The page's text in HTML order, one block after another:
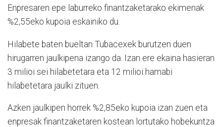
Enpresaren epe laburreko finantzaketarako ekimenak
%2,55eko kupoia eskainiko du.
Hilabete baten bueltan Tubacexek burutzen duen
hirugarren jaulkipena izango da. Izan ere ekaina hasieran
3 milioi sei hilabetetara eta 12 milioi hamabi
hilabetetara jaulki zituen.
Azken jaulkipen horrek %2,85eko kupoia izan zuen eta
enpresak finantzaketaren kostean lortutako hobekuntza